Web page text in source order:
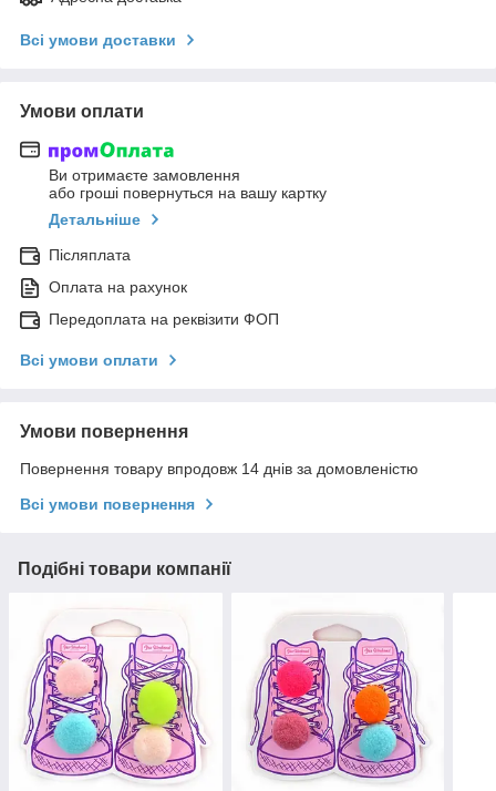
Всі умови доставки
Умови оплати
Ви отримаєте замовлення
або гроші повернуться на вашу картку
Детальніше
Післяплата
Оплата на рахунок
Передоплата на реквізити ФОП
Всі умови оплати
Умови повернення
Повернення товару впродовж 14 днів за домовленістю
Всі умови повернення
Подібні товари компанії